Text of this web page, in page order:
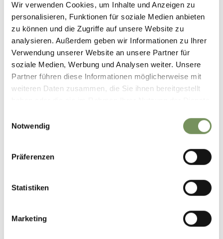
Wir verwenden Cookies, um Inhalte und Anzeigen zu
personalisieren, Funktionen für soziale Medien anbieten
zu können und die Zugriffe auf unsere Website zu
analysieren. Außerdem geben wir Informationen zu Ihrer
Verwendung unserer Website an unsere Partner für
soziale Medien, Werbung und Analysen weiter. Unsere
Partner führen diese Informationen möglicherweise mit
weiteren Daten zusammen, die Sie ihnen bereitgestellt
Notwendig
Präferenzen
Statistiken
Marketing
Höhenmeter bergauf
181 hm
Höhenmeter bergab
183 hm
Höchster Punkt 835 m
Passeiertal
39015 St. Leonhard in